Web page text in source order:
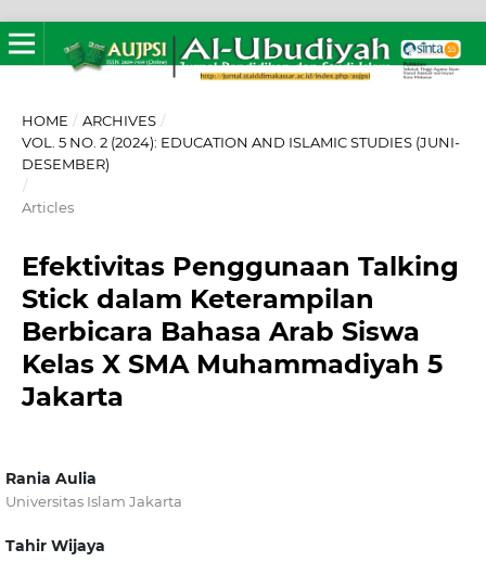
HOME / ARCHIVES /
VOL. 5 NO. 2 (2024): EDUCATION AND ISLAMIC STUDIES (JUNI-
DESEMBER)
/
Articles
Efektivitas Penggunaan Talking
Stick dalam Keterampilan
Berbicara Bahasa Arab Siswa
Kelas X SMA Muhammadiyah 5
Jakarta
Rania Aulia
Universitas Islam Jakarta
Tahir Wijaya